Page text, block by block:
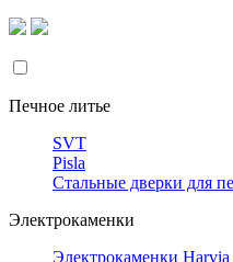
Печное литье
SVT
Pisla
Стальные дверки для
Электрокаменки
Электрокаменки Harvia